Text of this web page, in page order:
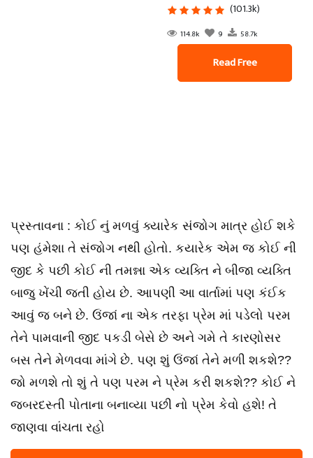
(101.3k)
114.8k 9 58.7k
Read Free
પ્રસ્તાવના : કોઈ નું મળવું ક્યારેક સંજોગ માત્ર હોઈ શકે
પણ હંમેશા તે સંજોગ નથી હોતો. કયારેક એમ જ કોઈ ની
જીદ કે પછી કોઈ ની તમન્ના એક વ્યક્તિ ને બીજા વ્યક્તિ
બાજુ ખેંચી જતી હોય છે. આપણી આ વાર્તામાં પણ કંઈક
આવું જ બને છે. ઉંજાં ના એક તરફા પ્રેમ માં પડેલો પરમ
તેને પામવાની જીદ પકડી બેસે છે અને ગમે તે કારણોસર
બસ તેને મેળવવા માંગે છે. પણ શું ઉંજાં તેને મળી શકશે??
જો મળશે તો શું તે પણ પરમ ને પ્રેમ કરી શકશે?? કોઈ ને
જબરદસ્તી પોતાના બનાવ્યા પછી નો પ્રેમ કેવો હશે! તે
જાણવા વાંચતા રહો